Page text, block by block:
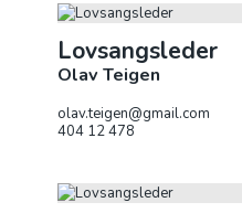
Lovsangsleder
Olav Teigen
olav.teigen@gmail.com
404 12 478